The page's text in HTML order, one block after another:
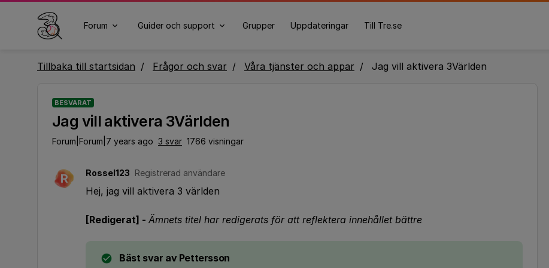
Forum Guider och support Grupper Uppdateringar Till Tre.se
Tillbaka till startsidan Frågor och svar Våra tjänster och appar Jag vill aktivera 3Världen
BESVARAT
Jag vill aktivera 3Världen
Forum|Forum|7 years ago 3 svar 1766 visningar
R Rossel123 Registrerad användare
Hej, jag vill aktivera 3 världen
[Redigerat] - Ämnets titel har redigerats för att reflektera innehållet bättre
Bäst svar av Pettersson